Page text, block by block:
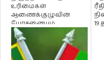
உரிமைகள்
ஆணைக்குழுவின்
யோசனையும்
பெற்றுக்கொள்ளப்படும்
19